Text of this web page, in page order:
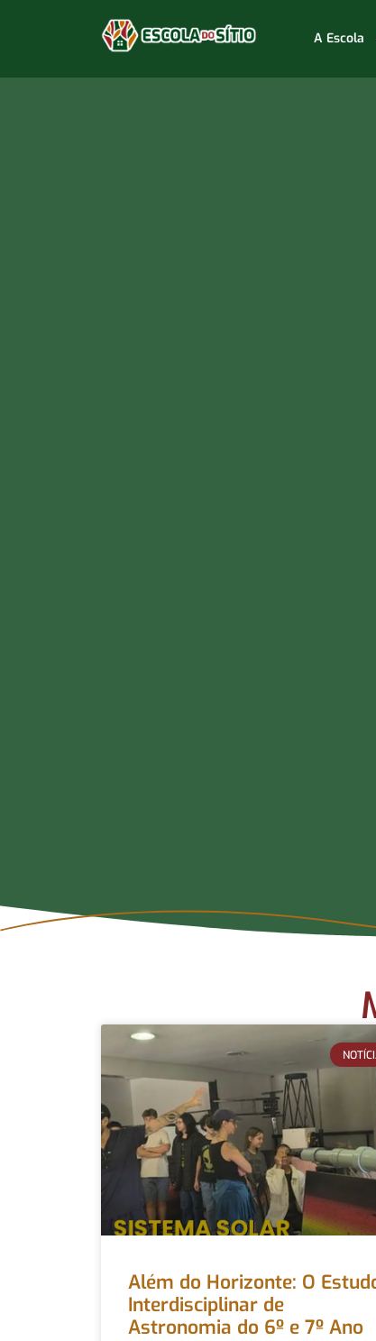
A Escola
Além do Horizonte: O
Interdisciplinar de
Astronomia do 6º e 7º Ano